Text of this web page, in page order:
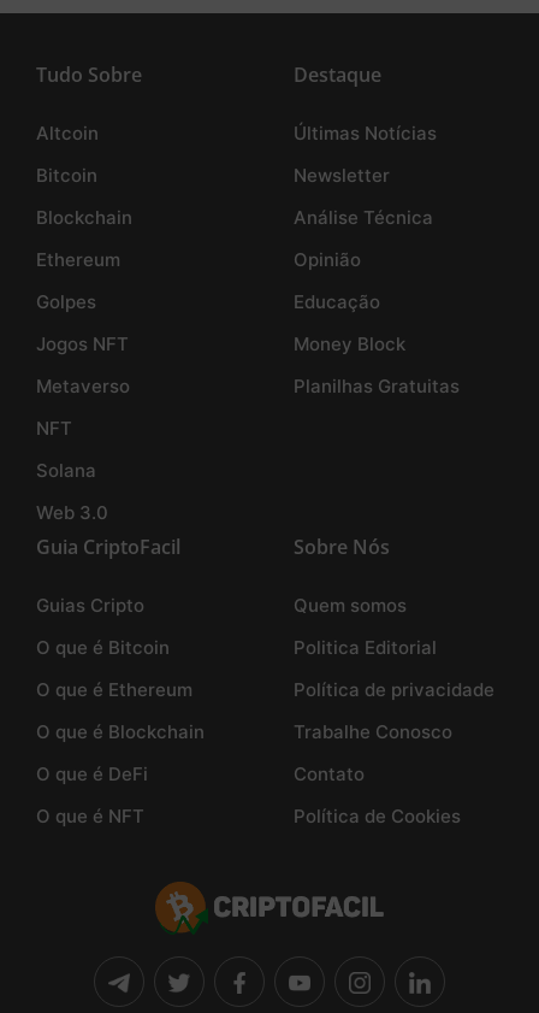
Tudo Sobre
Altcoin
Bitcoin
Blockchain
Ethereum
Golpes
Jogos NFT
Metaverso
NFT
Solana
Web 3.0
Destaque
Últimas Notícias
Newsletter
Análise Técnica
Opinião
Educação
Money Block
Planilhas Gratuitas
Guia CriptoFacil
Guias Cripto
O que é Bitcoin
O que é Ethereum
O que é Blockchain
O que é DeFi
O que é NFT
Sobre Nós
Quem somos
Politica Editorial
Política de privacidade
Trabalhe Conosco
Contato
Política de Cookies